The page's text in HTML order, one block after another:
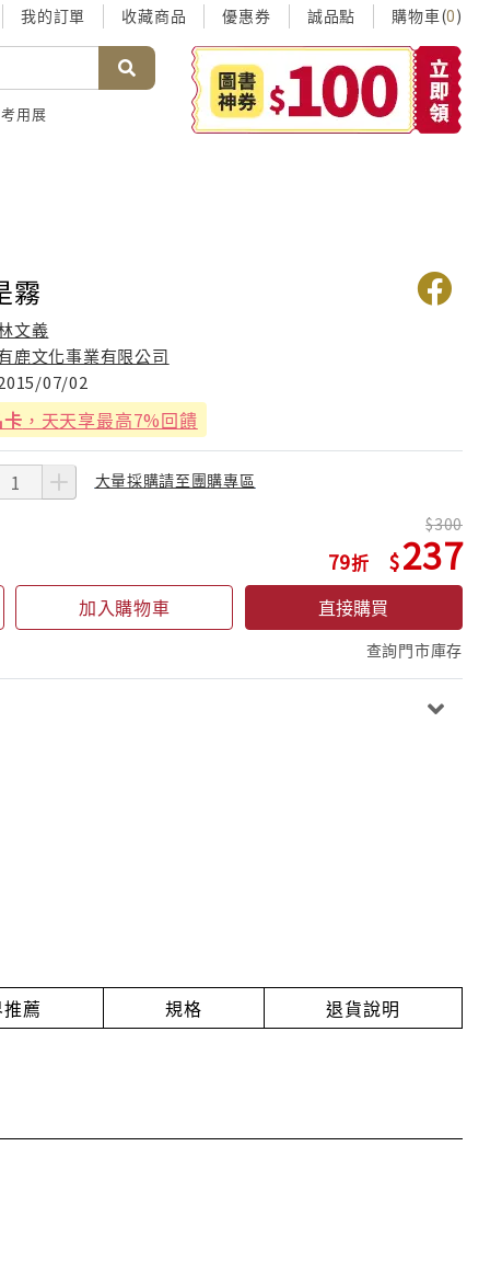
我的訂單 收藏商品 優惠券 誠品點 購物車(0)
用展
霧
文義
鹿文化事業有限公司
07/02
，天天享最高7%回饋
大量採購請至團購專區
79
300
237
加入購物車 直接購買
查詢門市庫存
薦 規格 退貨說明